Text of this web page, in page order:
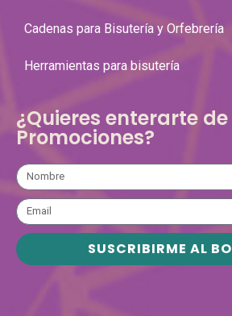
Cadenas para Bisutería y Orfebrería
Herramientas para bisutería
¿Quieres enterarte de
Promociones?
SUSCRIBIRME AL